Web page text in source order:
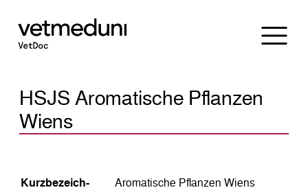
HSJS Aromatische Pflanzen
Wiens
Kurz­bezeich­
Aromatische Pflanzen Wiens